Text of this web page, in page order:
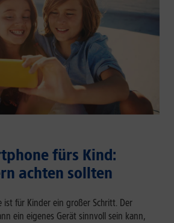
fürs Kind:
achten sollten
ist für Kinder ein großer Schritt. Der
ein eigenes Gerät sinnvoll sein kann,